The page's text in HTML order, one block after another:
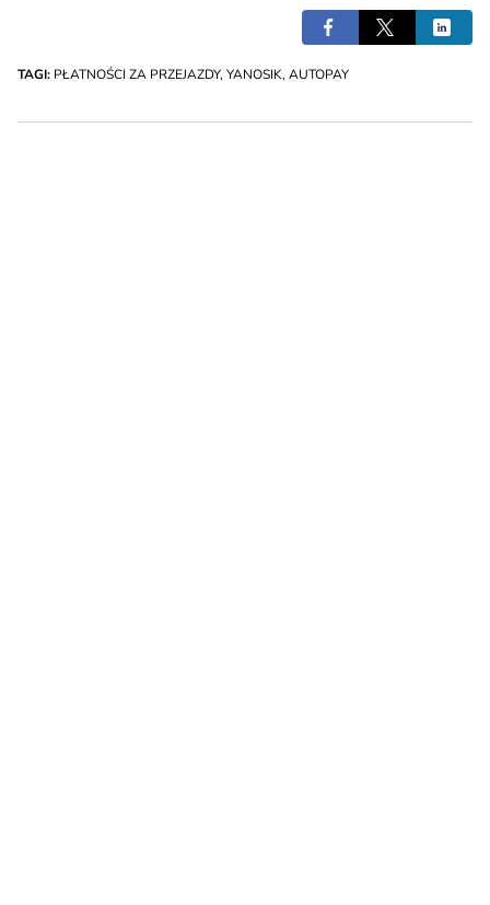
TAGI: PŁATNOŚCI ZA PRZEJAZDY, YANOSIK, AUTOPAY